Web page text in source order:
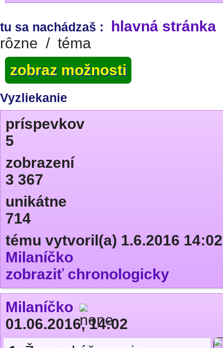
tu sa nachádzaš : hlavná stránka
rôzne / téma
zobraz možnosti
Vyzliekanie
príspevkov
5
zobrazení
3 367
unikátne
714
tému vytvoril(a) 1.6.2016 14:02
Milaníčko
zobraziť chronologicky
Milaníčko
01.06.2016, 14:02